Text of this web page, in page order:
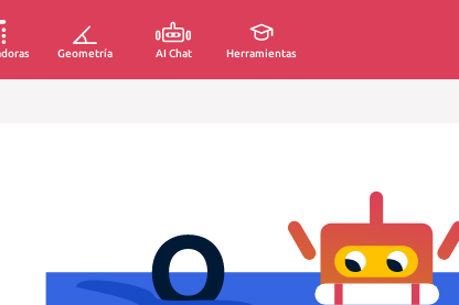
Geometría AI Chat Herramientas